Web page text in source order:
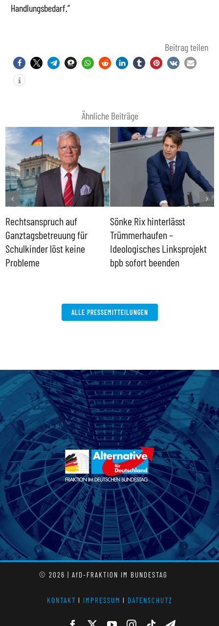
Handlungsbedarf.“
Beitrag teilen
Ähnliche Beiträge
Rechtsanspruch auf
Ganztagsbetreuung für
Schulkinder löst keine
Probleme
Sönke Rix hinterlässt
Trümmerhaufen –
Ideologisches Linksprojekt
bpb sofort beenden
ALLE PRESSEMITTEILUNGEN
© 2026 | AfD-FRAKTION IM BUNDESTAG
KONTAKT l IMPRESSUM l DATENSCHUTZ